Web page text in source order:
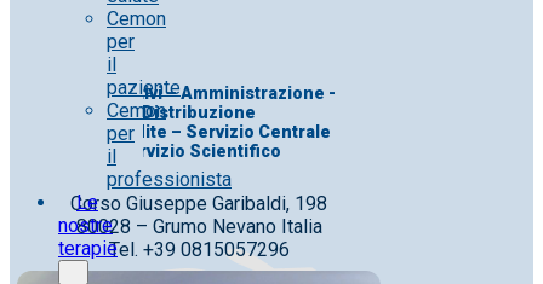
Cemon
per
il
paziente
Cemon
per
il
professionista
Le
nostre
terapie
Uff. Direttivi – Amministrazione -
Distribuzione
Uff. Vendite – Servizio Centrale
Servizio Scientifico
Corso Giuseppe Garibaldi, 198
80028 – Grumo Nevano Italia
Tel. +39 0815057296